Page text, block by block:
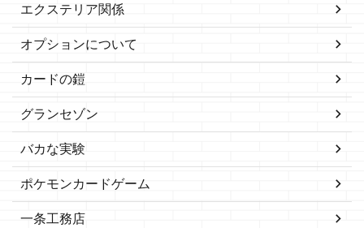
エクステリア関係
オプションについて
カードの鎧
グランセゾン
バカな実験
ポケモンカードゲーム
一条工務店